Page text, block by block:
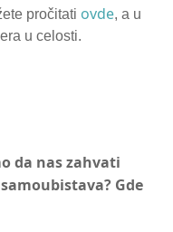
pročitati ovde, a u
u celosti.
da nas zahvati
Gde